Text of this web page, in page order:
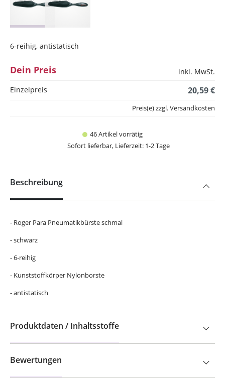
6-reihig, antistatisch
Dein Preis
inkl. MwSt.
Einzelpreis
20,59 €
46 Artikel vorrätig
Sofort lieferbar, Lieferzeit: 1-2 Tage
Preis(e) zzgl. Versandkosten
Beschreibung
- Roger Para Pneumatikbürste schmal
- schwarz
- 6-reihig
- Kunststoffkörper Nylonborste
- antistatisch
Produktdaten / Inhaltsstoffe
Bewertungen